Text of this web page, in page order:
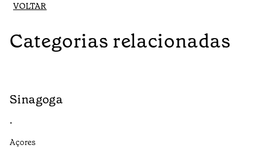
VOLTAR
Categorias relacionadas
Sinagoga
•
Açores